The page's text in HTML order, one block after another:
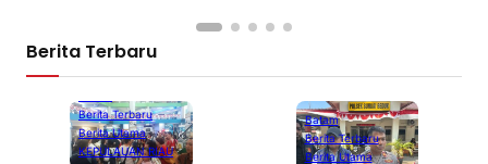
Berita Terbaru
Berita Terbaru
Berita Utama
KEPULAUAN RIAU
Batam
Berita Terbaru
Berita Utama